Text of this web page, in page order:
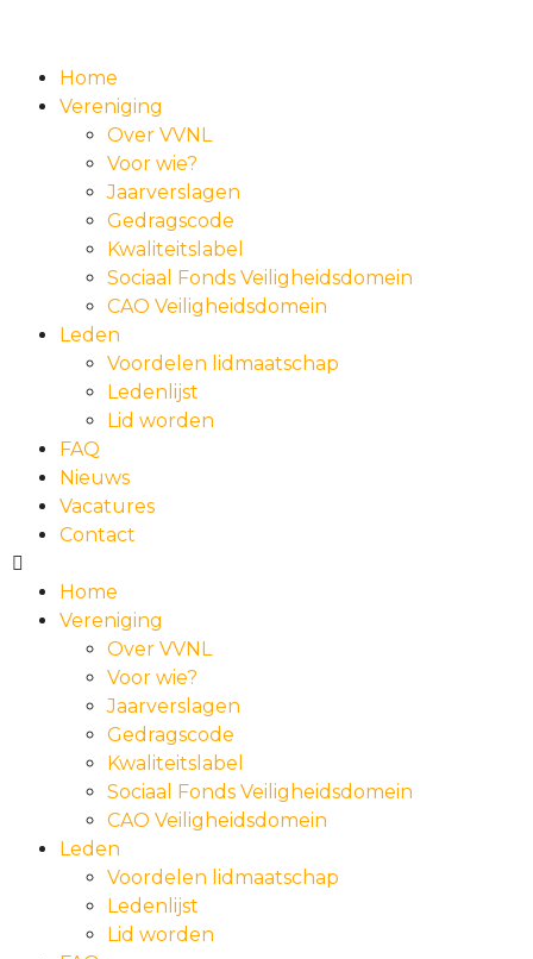
Home
Vereniging
Over VVNL
Voor wie?
Jaarverslagen
Gedragscode
Kwaliteitslabel
Sociaal Fonds Veiligheidsdomein
CAO Veiligheidsdomein
Leden
Voordelen lidmaatschap
Ledenlijst
Lid worden
FAQ
Nieuws
Vacatures
Contact
Home
Vereniging
Over VVNL
Voor wie?
Jaarverslagen
Gedragscode
Kwaliteitslabel
Sociaal Fonds Veiligheidsdomein
CAO Veiligheidsdomein
Leden
Voordelen lidmaatschap
Ledenlijst
Lid worden